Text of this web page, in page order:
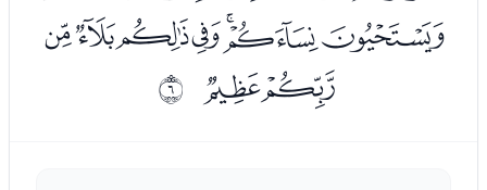
ﭣﭤﭥﭦﭧﭨﭩ
ﭪﭫ ﰅ